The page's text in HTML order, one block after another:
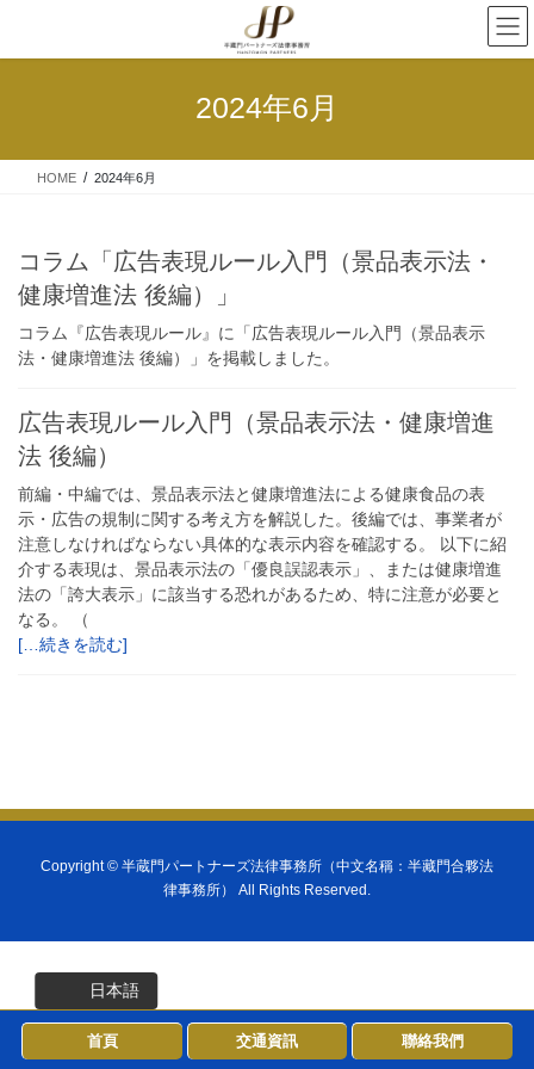
2024年6月
HOME 2024年6月
コラム「広告表現ルール入門（景品表示法・
健康増進法 後編）」
コラム『広告表現ルール』に「広告表現ルール入門（景品表示
法・健康増進法 後編）」を掲載しました。
広告表現ルール入門（景品表示法・健康増進
法 後編）
前編・中編では、景品表示法と健康増進法による健康食品の表
示・広告の規制に関する考え方を解説した。後編では、事業者が
注意しなければならない具体的な表示内容を確認する。 以下に紹
介する表現は、景品表示法の「優良誤認表示」、または健康増進
法の「誇大表示」に該当する恐れがあるため、特に注意が必要と
なる。 （
[…続きを読む]
日本語
Copyright © 半蔵門パートナーズ法律事務所（中文名稱：半藏門合夥法
律事務所）
All Rights Reserved.
首頁 交通資訊 聯絡我們